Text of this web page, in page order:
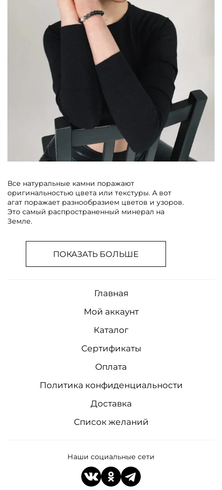
Все натуральные камни поражают
оригинальностью цвета или текстуры. А вот
агат поражает разнообразием цветов и узоров.
Это самый распространенный минерал на
Земле.
ПОКАЗАТЬ БОЛЬШЕ
Главная
Мой аккаунт
Каталог
Сертификаты
Оплата
Политика конфиденциальности
Доставка
Список желаний
Наши социальные сети